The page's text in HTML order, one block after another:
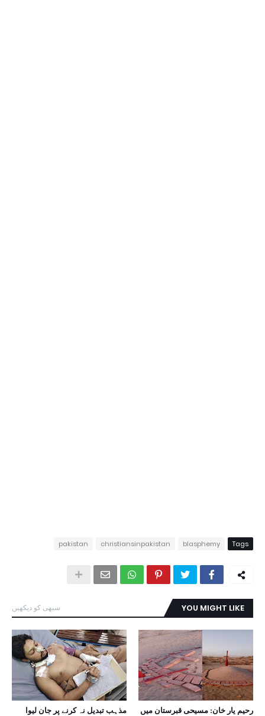
Tags
blasphemy
christiansinpakistan
pakistan
YOU MIGHT LIKE سبھی کو دیکھیں
رحیم یار خان: مسیحی قبرستان میں
مذہب تبدیل نہ کرنے پر جان لیوا